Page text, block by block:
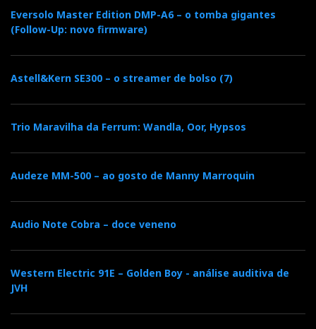
Eversolo Master Edition DMP-A6 – o tomba gigantes
(Follow-Up: novo firmware)
Astell&Kern SE300 – o streamer de bolso (7)
Trio Maravilha da Ferrum: Wandla, Oor, Hypsos
Audeze MM-500 – ao gosto de Manny Marroquin
Audio Note Cobra – doce veneno
Western Electric 91E – Golden Boy - análise auditiva de
JVH